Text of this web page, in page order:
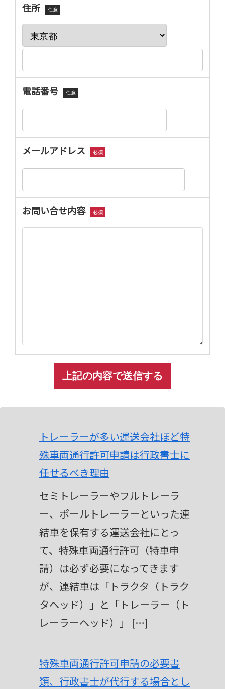
住所 任意
電話番号 任意
メールアドレス 必須
お問い合せ内容 必須
トレーラーが多い運送会社ほど特
殊車両通行許可申請は行政書士に
任せるべき理由
セミトレーラーやフルトレーラ
ー、ポールトレーラーといった連
結車を保有する運送会社にとっ
て、特殊車両通行許可（特車申
請）は必ず必要になってきます
が、連結車は「トラクタ（トラク
タヘッド）」と「トレーラー（ト
レーラーヘッド）」 […]
特殊車両通行許可申請の必要書
類、行政書士が代行する場合とし